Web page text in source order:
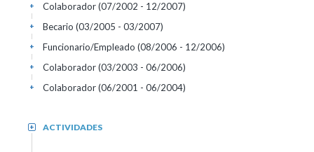
Colaborador (07/2002 - 12/2007)
+
Becario (03/2005 - 03/2007)
+
Funcionario/Empleado (08/2006 - 12/2006)
+
Colaborador (03/2003 - 06/2006)
+
Colaborador (06/2001 - 06/2004)
+
ACTIVIDADES
+